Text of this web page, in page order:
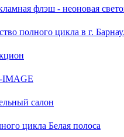
флэш - неоновая
полного цикла в г.
салон
цикла Белая полоса